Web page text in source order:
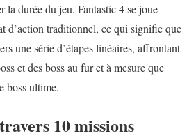
la durée du jeu. Fantastic 4 se joue
d’action traditionnel, ce qui signifie que
une série d’étapes linéaires, affrontant
et des boss au fur et à mesure que
boss ultime.
10 missions